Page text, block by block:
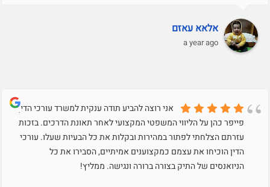
אלאא עאזם
a year ago
אני רוצה להביע תודה ענקית למשרד עורכי הדין
פייפר כהן על הליווי המשפטי המקצועי לאחר תאונת הדרכים. בזכות
עזרתם הצלחתי לפתור במהירות ובקלות את כל הבעיות שעלו. עורכי
הדין הוכיחו את עצמם כמקצוענים אמיתיים, הסבירו את כל
הניואנסים של התיק בצורה ברורה ונגישה. ממליץ!